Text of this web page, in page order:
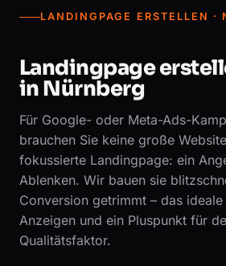
LANDINGPAGE ERSTELLEN ·
Landingpage
in Nürnberg
Für Google- oder Meta-Ads-
brauchen Sie keine große
fokussierte Landingpage: ein
Ablenken. Wir bauen sie
Conversion getrimmt – das
Anzeigen und ein Pluspunkt für
Qualitätsfaktor.